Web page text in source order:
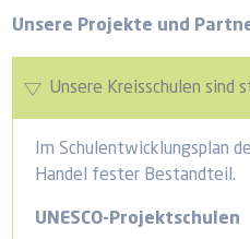
Unsere Projekte und
Unsere Kreisschulen sind
Im Schulentwicklungsplan
Handel fester Bestandteil.
UNESCO-Projektschulen